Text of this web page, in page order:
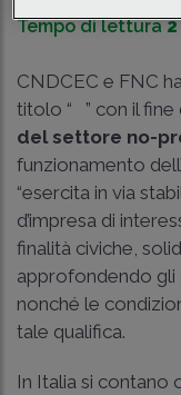
Tempo di lettura
CNDCEC e FNC
titolo “
” con il
del settore no-
funzionamento dell’
“esercita in via
d’impresa di
finalità civiche,
approfondendo gli
nonché le
tale qualifica.
In Italia si contano